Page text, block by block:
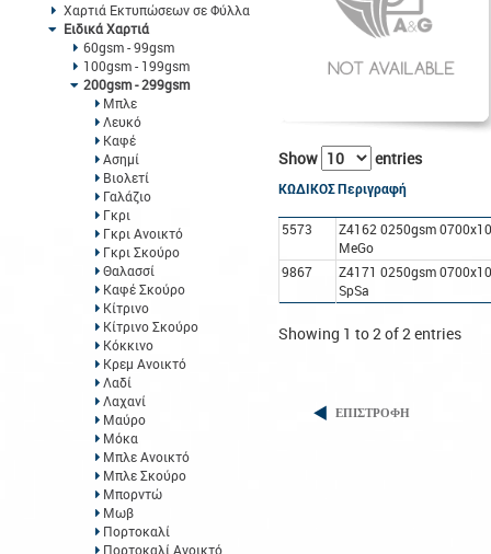
Χαρτιά Εκτυπώσεων σε Φύλλα
Ειδικά Χαρτιά
60gsm - 99gsm
100gsm - 199gsm
200gsm - 299gsm
Μπλε
Λευκό
Καφέ
Ασημί
Βιολετί
Γαλάζιο
Γκρι
Γκρι Ανοικτό
Γκρι Σκούρο
Θαλασσί
Καφέ Σκούρο
Κίτρινο
Κίτρινο Σκούρο
Κόκκινο
Κρεμ Ανοικτό
Λαδί
Λαχανί
Μαύρο
Μόκα
Μπλε Ανοικτό
Μπλε Σκούρο
Μπορντώ
Μωβ
Πορτοκαλί
Πορτοκαλί Ανοικτό
Show entries
ΚΩΔΙΚΟΣΠεριγραφή
5573
Z4162 0250gsm
MeGo
9867
Z4171 0250gsm
SpSa
Showing 1 to 2 of 2 entries
ΕΠΙΣΤΡΟΦΗ